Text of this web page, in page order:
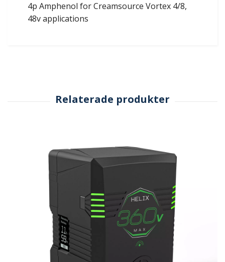
4p Amphenol for Creamsource Vortex 4/8,
48v applications